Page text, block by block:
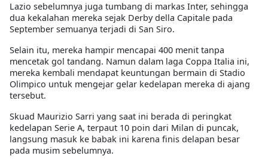
Lazio sebelumnya juga tumbang di markas Inter, sehingga
dua kekalahan mereka sejak Derby della Capitale pada
September semuanya terjadi di San Siro.
Selain itu, mereka hampir mencapai 400 menit tanpa
mencetak gol tandang. Namun dalam laga Coppa Italia ini,
mereka kembali mendapat keuntungan bermain di Stadio
Olimpico untuk mengejar gelar kedelapan mereka di ajang
tersebut.
Skuad Maurizio Sarri yang saat ini berada di peringkat
kedelapan Serie A, terpaut 10 poin dari Milan di puncak,
langsung masuk ke babak ini karena finis delapan besar
pada musim sebelumnya.